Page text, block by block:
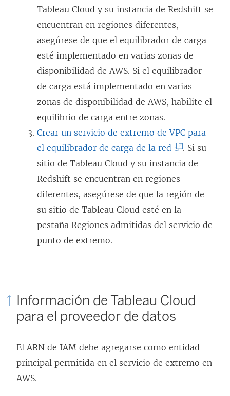
e
n
l
a
c
e
s
e
a
b
r
e
e
n
u
n
n
t
n
a
E
l
e
n
l
a
c
e
s
e
a
b
r
e
e
e
t
a
Tableau Cloud y su instancia de Redshift se
encuentran en regiones diferentes,
asegúrese de que el equilibrador de carga
esté implementado en varias zonas de
disponibilidad de AWS. Si el equilibrador
de carga está implementado en varias
zonas de disponibilidad de AWS, habilite el
equilibrio de carga entre zonas.
Crear un servicio de extremo de VPC para
el equilibrador de carga de la red
E
l
e
n
l
e
a
r
e
. Si su
sitio de Tableau Cloud y su instancia de
Redshift se encuentran en regiones
diferentes, asegúrese de que la región de
su sitio de Tableau Cloud esté en la
pestaña Regiones admitidas del servicio de
punto de extremo.
Información de Tableau Cloud
para el proveedor de datos
El ARN de IAM debe agregarse como entidad
principal permitida en el servicio de extremo en
AWS.